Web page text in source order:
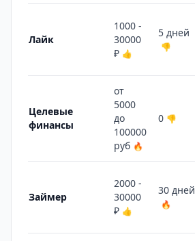
Лайк
1000 -
30000
₽ 👍
5 дней
👎
Целевые
финансы
от
5000
до
100000
руб 🔥
0 👎
Займер
2000 -
30000
₽ 👍
30 дней
🔥